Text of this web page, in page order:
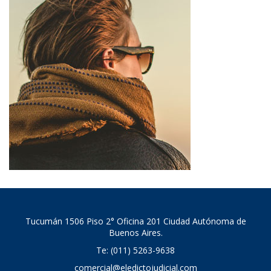
Tucumán 1506 Piso 2° Oficina 201 Ciudad Autónoma de
Buenos Aires.
Te: (011) 5263-9638
comercial@eledictojudicial.com